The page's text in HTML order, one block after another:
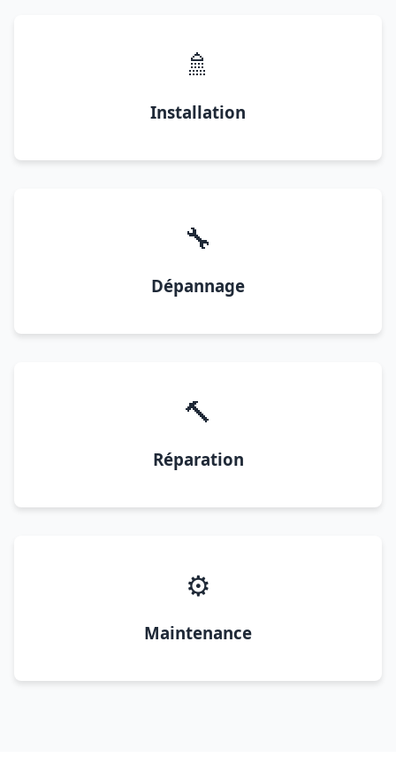
🚿
Installation
🔧
Dépannage
🔨
Réparation
⚙️
Maintenance